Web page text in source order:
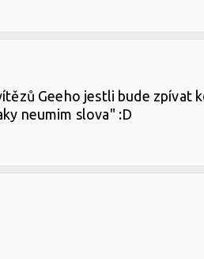
Geeho jestli bude zpívat
neumim slova" :D